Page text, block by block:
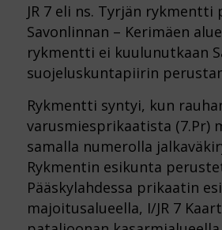
JR 7 eli ns. Tyrjän
Savonlinnan – Kerimäen
rykmentti ei kuulunutkaan
suojeluskuntapiirin
Rykmentti syntyi, kun
varusmiesprikaatista (7.Pr)
samalla numerolla
Rykmentin esikunta
Pääskylahdessa prikaatin
majoitusalueella, I/JR 7